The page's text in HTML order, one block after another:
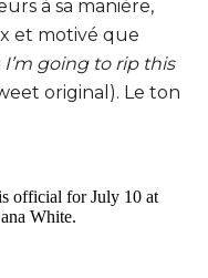
à sa manière,
et motivé que
I’m going to rip this
original). Le ton
official for July 10 at
White.